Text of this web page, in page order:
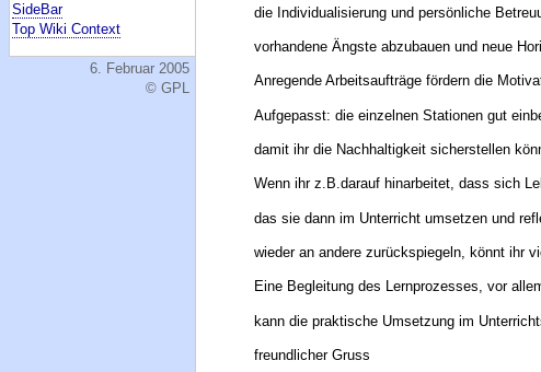
SideBar
Top Wiki Context
6. Februar 2005
© GPL
die Individualisierung und persönliche
vorhandene Ängste abzubauen und neue
Anregende Arbeitsaufträge fördern die
Aufgepasst: die einzelnen Stationen gut
damit ihr die Nachhaltigkeit sicherstellen
Wenn ihr z.B.darauf hinarbeitet, dass sich
das sie dann im Unterricht umsetzen und
wieder an andere zurückspiegeln, könnt ihr
Eine Begleitung des Lernprozesses, vor
kann die praktische Umsetzung im
freundlicher Gruss